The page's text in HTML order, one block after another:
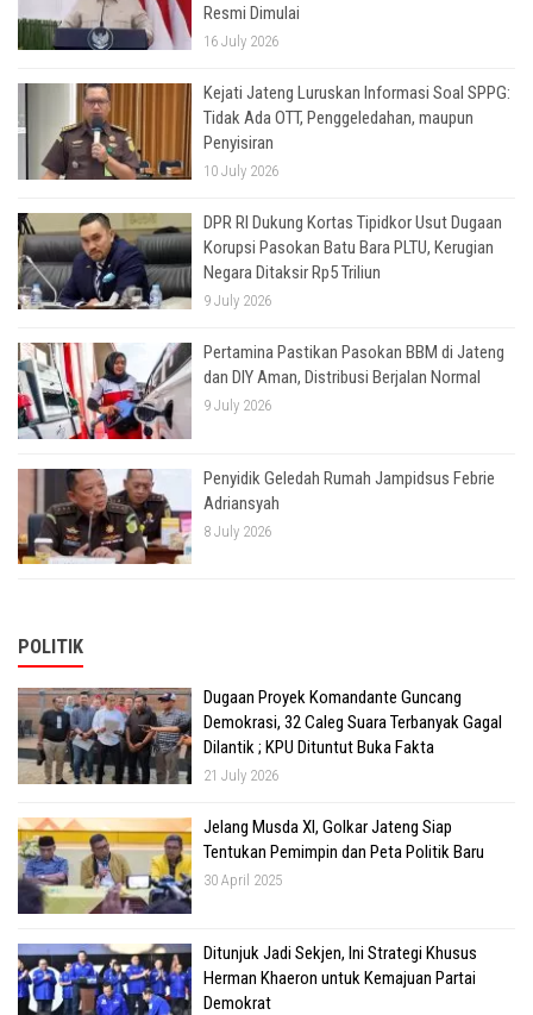
Resmi Dimulai
16 July 2026
Kejati Jateng Luruskan Informasi Soal SPPG:
Tidak Ada OTT, Penggeledahan, maupun
Penyisiran
10 July 2026
DPR RI Dukung Kortas Tipidkor Usut Dugaan
Korupsi Pasokan Batu Bara PLTU, Kerugian
Negara Ditaksir Rp5 Triliun
9 July 2026
Pertamina Pastikan Pasokan BBM di Jateng
dan DIY Aman, Distribusi Berjalan Normal
9 July 2026
Penyidik Geledah Rumah Jampidsus Febrie
Adriansyah
8 July 2026
POLITIK
Dugaan Proyek Komandante Guncang
Demokrasi, 32 Caleg Suara Terbanyak Gagal
Dilantik ; KPU Dituntut Buka Fakta
21 July 2026
Jelang Musda XI, Golkar Jateng Siap
Tentukan Pemimpin dan Peta Politik Baru
30 April 2025
Ditunjuk Jadi Sekjen, Ini Strategi Khusus
Herman Khaeron untuk Kemajuan Partai
Demokrat